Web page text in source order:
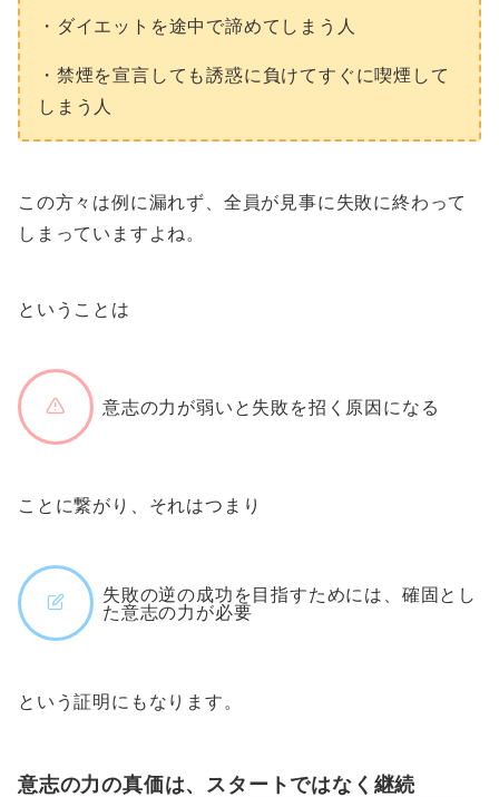
・ダイエットを途中で諦めてしまう人
・禁煙を宣言しても誘惑に負けてすぐに喫煙して
しまう人
この方々は例に漏れず、全員が見事に失敗に終わって
しまっていますよね。
ということは
意志の力が弱いと失敗を招く原因になる
ことに繋がり、それはつまり
失敗の逆の成功を目指すためには、確固とし
た意志の力が必要
という証明にもなります。
意志の力の真価は、スタートではなく継続